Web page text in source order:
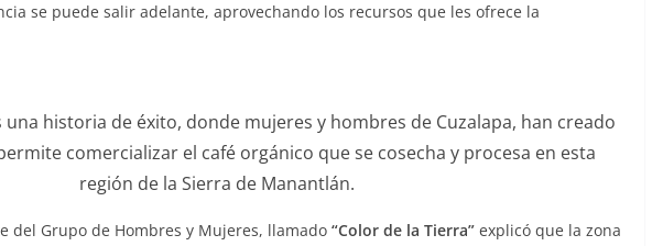
se puede salir adelante, aprovechando los recursos que les ofrece la
una historia de éxito, donde mujeres y hombres de Cuzalapa, han creado
comercializar el café orgánico que se cosecha y procesa en esta
región de la Sierra de Manantlán.
del Grupo de Hombres y Mujeres, llamado “Color de la Tierra” explicó que la zona